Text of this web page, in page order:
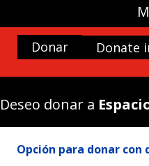
Donar Donate
Deseo donar a
Opción para donar con
Historia y cultura
Naturaleza
Beca a la excelencia
Biblioteca Muso